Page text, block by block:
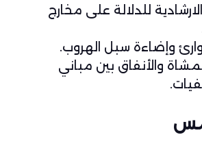
للدلالة على مخارج
وإضاءة سبل الهروب.
والأنفاق بين مباني